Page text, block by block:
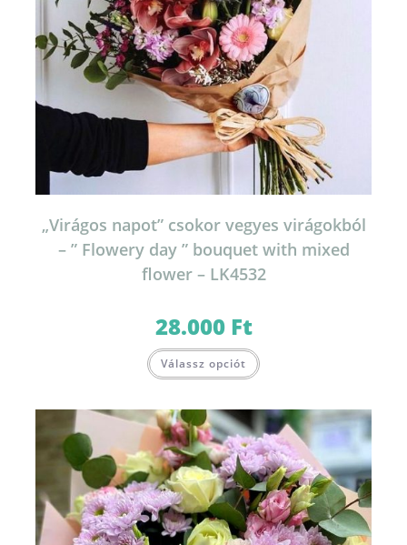
„Virágos napot” csokor vegyes virágokból
– ” Flowery day ” bouquet with mixed
flower – LK4532
28.000 Ft
Válassz opciót